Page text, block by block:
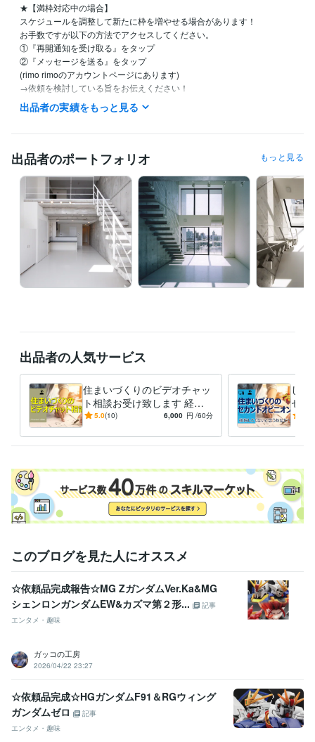
★【満枠対応中の場合】
スケジュールを調整して新たに枠を増やせる場合があります！
お手数ですが以下の方法でアクセスしてください。
①『再開通知を受け取る』をタップ
②『メッセージを送る』をタップ
(rimo rimoのアカウントページにあります)
→依頼を検討している旨をお伝えください！
＊②の方が優先的にご案内できます。
ご購入前に必ずメッセージにてお伝えください。
お急ぎのご対応が可能かどうか、スケジュールをご確認いたします。
経験職種
不動産 / 不動産企画・不動産開発 経験年数 : 15年
建築・土木・施工管理 / 設計・積算・測量 経験年数 : 23年
建築・土木・施工管理 / 設計監理 経験年数 : 23年
建築・土木・施工管理 / 施工管理・監理 経験年数 : 15年
受賞歴
防火安全技術者適切功労 防火安全技術者適切功労
資格・検定
1級建築士 取得年 : 2004年
1級建築施工管理技士 取得年 : 2018年
宅地建物取引士（旧 宅地建物取引主任者） 取得年 : 2005年
2級建築士 取得年 : 2002年
得意分野
住まい・美容・生活相談 住宅設計及びインスペクション
住宅 設計 施工管理 設計監理 施工 不動産
リノベーション
中古住宅
不動産投資
出品者の実績をもっと見る
出品者のポートフォリオ もっと見る
出品者の人気サービス
住まいづくりのビデオチャッ
ト相談お受け致します 経験
豊富な一級建築士があなたの
す。
5.0(10) 6,000 円 /60分
し
セカ
現役
しま
このブログを見た人にオススメ
☆依頼品完成報告☆MG ZガンダムVer.Ka&MG
シェンロンガンダムEW&カズマ第２形...
記事
エンタメ・趣味
ガッコの工房
2026/04/22 23:27
☆依頼品完成☆HGガンダムF91＆RGウィング
ガンダムゼロ
記事
エンタメ・趣味